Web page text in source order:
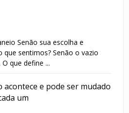
Senão sua escolha e
que sentimos? Senão o vazio
que define ...
acontece e pode ser mudado
um